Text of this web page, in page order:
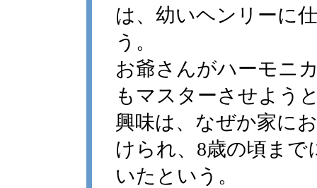
は、幼いヘンリーに
う。
お爺さんがハーモニ
もマスターさせよう
興味は、なぜか家に
けられ、8歳の頃ま
いたという。